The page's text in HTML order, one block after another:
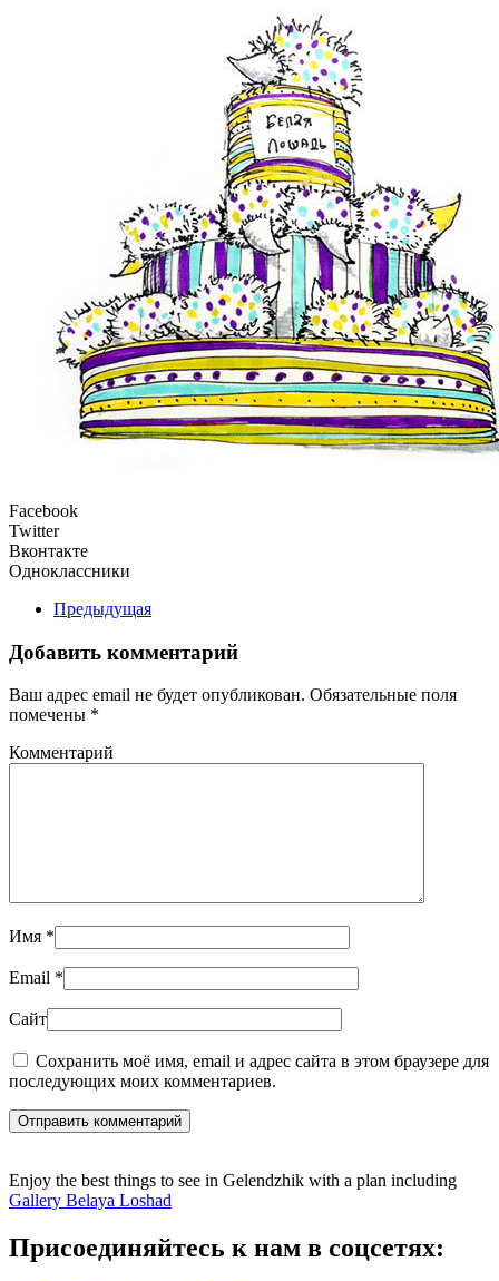
Facebook
Twitter
Вконтакте
Одноклассники
Предыдущая
Добавить комментарий
Ваш адрес email не будет опубликован. Обязательные поля
помечены *
Комментарий
Имя *
Email *
Сайт
Сохранить моё имя, email и адрес сайта в этом браузере для
последующих моих комментариев.
Отправить комментарий
Enjoy the best things to see in Gelendzhik with a plan including
Gallery Belaya Loshad
Присоединяйтесь к нам в соцсетях: